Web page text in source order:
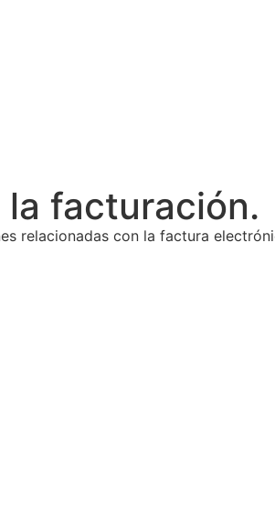
facturación.
relacionadas con la factura